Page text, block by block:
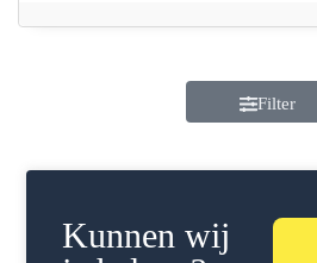
Filter
Kunnen wij